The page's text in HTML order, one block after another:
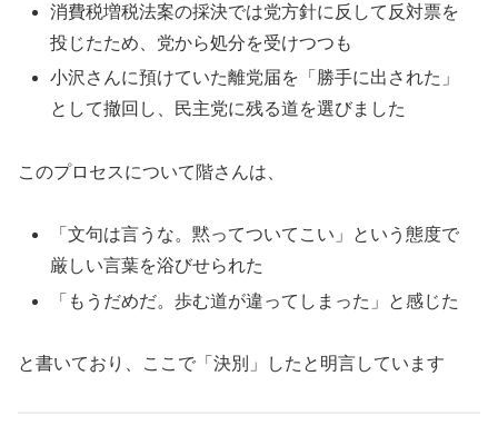
消費税増税法案の採決では党方針に反して反対票を
投じたため、党から処分を受けつつも
小沢さんに預けていた離党届を「勝手に出された」
として撤回し、民主党に残る道を選びました
このプロセスについて階さんは、
「文句は言うな。黙ってついてこい」という態度で
厳しい言葉を浴びせられた
「もうだめだ。歩む道が違ってしまった」と感じた
と書いており、ここで「決別」したと明言しています